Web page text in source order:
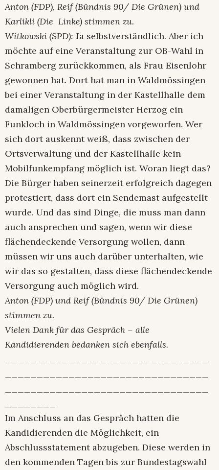
Anton (FDP), Reif (Bündnis 90/ Die Grünen) und
Karlikli (Die Linke) stimmen zu.
Witkowski (SPD): Ja selbstverständlich. Aber ich
möchte auf eine Veranstaltung zur OB-Wahl in
Schramberg zurückkommen, als Frau Eisenlohr
gewonnen hat. Dort hat man in Waldmössingen
bei einer Veranstaltung in der Kastellhalle dem
damaligen Oberbürgermeister Herzog ein
Funkloch in Waldmössingen vorgeworfen. Wer
sich dort auskennt weiß, dass zwischen der
Ortsverwaltung und der Kastellhalle kein
Mobilfunkempfang möglich ist. Woran liegt das?
Die Bürger haben seinerzeit erfolgreich dagegen
protestiert, dass dort ein Sendemast aufgestellt
wurde. Und das sind Dinge, die muss man dann
auch ansprechen und sagen, wenn wir diese
flächendeckende Versorgung wollen, dann
müssen wir uns auch darüber unterhalten, wie
wir das so gestalten, dass diese flächendeckende
Versorgung auch möglich wird.
Anton (FDP) und Reif (Bündnis 90/ Die Grünen)
stimmen zu.
Vielen Dank für das Gespräch – alle
Kandidierenden bedanken sich ebenfalls.
Im Anschluss an das Gespräch hatten die
Kandidierenden die Möglichkeit, ein
Abschlussstatement abzugeben. Diese werden in
den kommenden Tagen bis zur Bundestagswahl